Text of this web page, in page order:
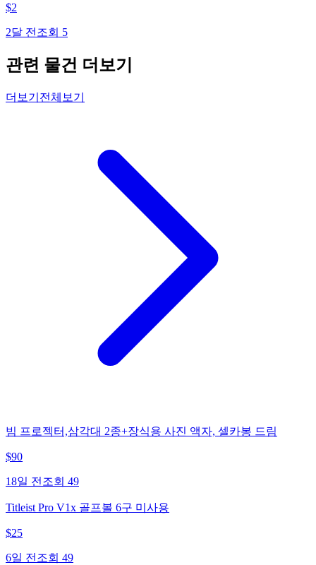
$2
2달 전 조회 5
관련 물건 더보기
더보기 전체보기
빔 프로젝터,삼각대 2종+장식용 사진 액자, 셀카봉 드림
$90
18일 전 조회 49
Titleist Pro V1x 골프볼 6구 미사용
$25
6일 전 조회 49